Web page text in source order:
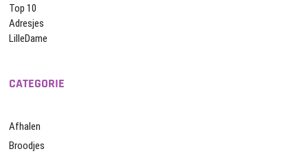
Top 10
Adresjes
LilleDame
CATEGORIE
Afhalen
Broodjes